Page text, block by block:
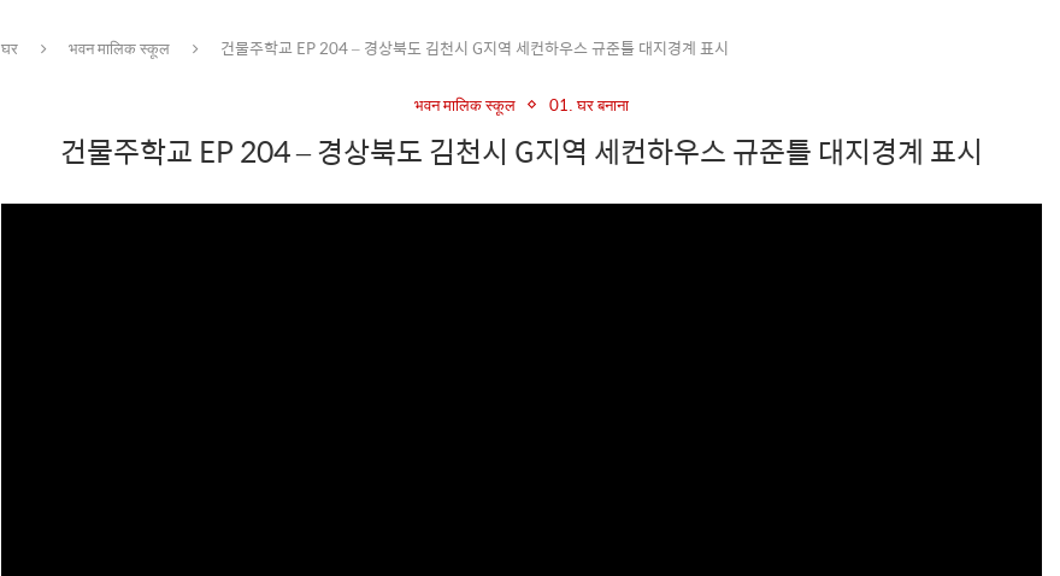
घर भवन मालिक स्कूल 건물주학교 EP 204 – 경상북도 김천시 G지역 세컨하우스 규준틀 대지경계 표시
भवन मालिक स्कूल 01. घर बनाना
건물주학교 EP 204 – 경상북도 김천시 G지역 세컨하우스 규준틀 대지경계 표시